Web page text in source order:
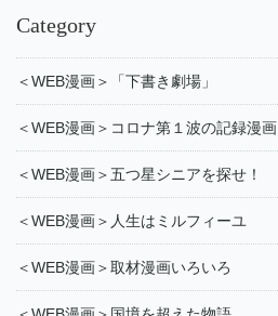
Category
＜WEB漫画＞「下書き劇場」
＜WEB漫画＞コロナ第１波の記録漫画
＜WEB漫画＞五つ星シニアを探せ！
＜WEB漫画＞人生はミルフィーユ
＜WEB漫画＞取材漫画いろいろ